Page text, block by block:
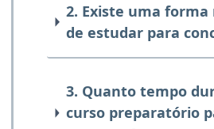
2. Existe uma forma
de estudar para
3. Quanto tempo
curso preparatório